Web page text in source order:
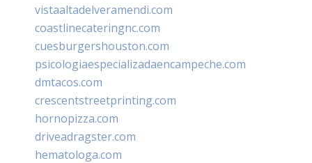
vistaaltadelveramendi.com
coastlinecateringnc.com
cuesburgershouston.com
psicologiaespecializadaencampeche.com
dmtacos.com
crescentstreetprinting.com
hornopizza.com
driveadragster.com
hematologa.com